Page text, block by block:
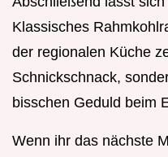
Klassisches
der regionalen Küche
Schnickschnack,
bisschen Geduld beim
Wenn ihr das nächste